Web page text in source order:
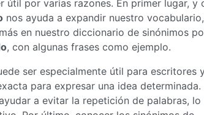
útil por varias razones. En primer lugar, y
nos ayuda a expandir nuestro
en nuestro diccionario de sinónimos
, con algunas frases como ejemplo.
ser especialmente útil para escritores
para expresar una idea determinada.
a evitar la repetición de palabras, lo